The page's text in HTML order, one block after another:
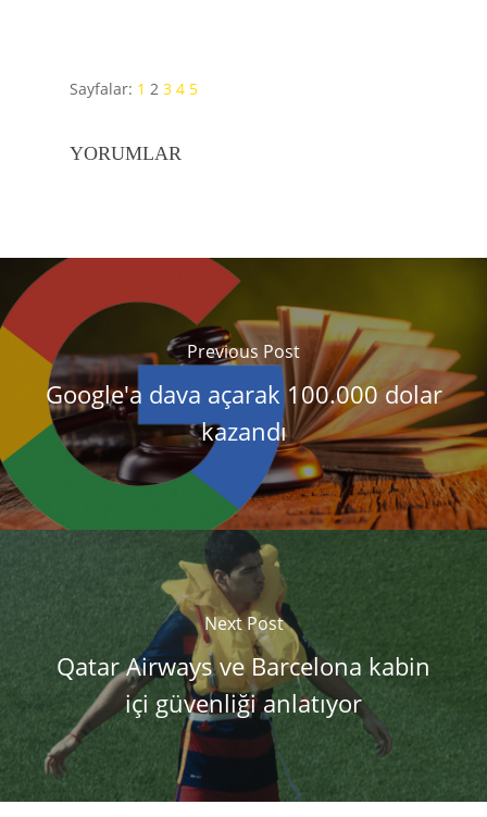
Sayfalar: 1 2 3 4 5
YORUMLAR
Previous Post
Google'a dava açarak 100.000 dolar
kazandı
Next Post
Qatar Airways ve Barcelona kabin
içi güvenliği anlatıyor